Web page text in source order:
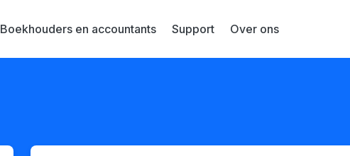
Boekhouders en accountants Support Over ons